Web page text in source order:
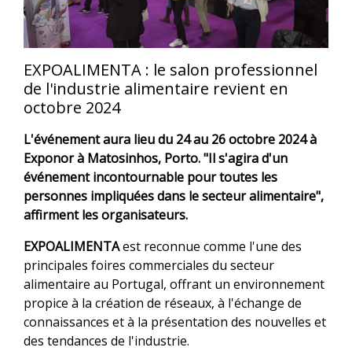
EXPOALIMENTA : le salon professionnel
de l'industrie alimentaire revient en
octobre 2024
L'événement aura lieu du 24 au 26 octobre 2024 à
Exponor à Matosinhos, Porto. "Il s'agira d'un
événement incontournable pour toutes les
personnes impliquées dans le secteur alimentaire",
affirment les organisateurs.
EXPOALIMENTAest reconnue comme l'une des
principales foires commerciales du secteur
alimentaire au Portugal, offrant un environnement
propice à la création de réseaux, à l'échange de
connaissances et à la présentation des nouvelles et
des tendances de l'industrie.